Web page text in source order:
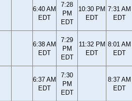
6:40 AM
EDT
7:28
PM
EDT
10:30 PM
EDT
7:31 AM
EDT
6:38 AM
EDT
7:29
PM
EDT
11:32 PM
EDT
8:01 AM
EDT
6:37 AM
EDT
7:30
PM
EDT
8:37 AM
EDT